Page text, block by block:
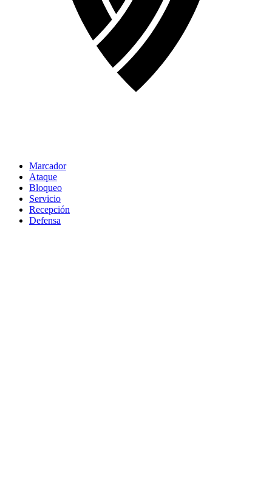
Marcador
Ataque
Bloqueo
Servicio
Recepción
Defensa